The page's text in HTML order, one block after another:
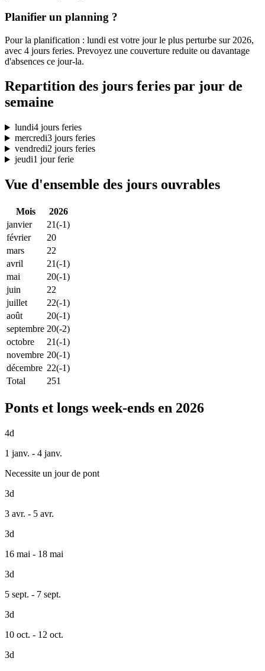
Planifier un planning ?
Pour la planification : lundi est votre jour le plus perturbe sur 2026,
avec 4 jours feries. Prevoyez une couverture reduite ou davantage
d'absences ce jour-la.
Repartition des jours feries par jour de
semaine
lundi4 jours feries
mercredi3 jours feries
vendredi2 jours feries
jeudi1 jour ferie
Vue d'ensemble des jours ouvrables
Mois
2026
janvier
21(-1)
février
20
mars
22
avril
21(-1)
mai
20(-1)
juin
22
juillet
22(-1)
août
20(-1)
septembre 20(-2)
octobre
21(-1)
novembre 20(-1)
décembre 22(-1)
Total
251
Ponts et longs week-ends en 2026
4d
1 janv. - 4 janv.
Necessite un jour de pont
3d
3 avr. - 5 avr.
3d
16 mai - 18 mai
3d
5 sept. - 7 sept.
3d
10 oct. - 12 oct.
3d